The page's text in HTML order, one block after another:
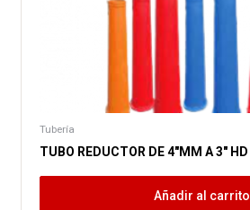
Tubería
TUBO REDUCTOR DE 4″MM A 3″ HD
Añadir al carrito